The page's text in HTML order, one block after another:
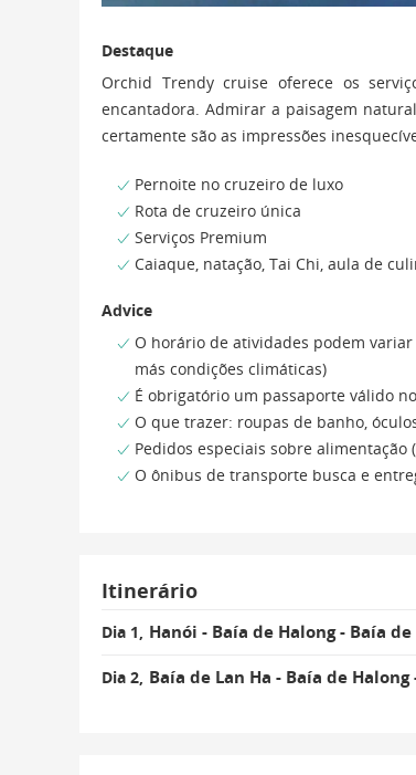
Destaque
Orchid Trendy cruise oferece os
encantadora. Admirar a paisagem
certamente são as impressões
Pernoite no cruzeiro de luxo
Rota de cruzeiro única
Serviços Premium
Caiaque, natação, Tai Chi, aula de
Advice
O horário de atividades podem
más condições climáticas)
É obrigatório um passaporte válido
O que trazer: roupas de banho,
Pedidos especiais sobre
O ônibus de transporte busca e
Itinerário
Dia 1, Hanói - Baía de Halong - Baía de
Dia 2, Baía de Lan Ha - Baía de Halong